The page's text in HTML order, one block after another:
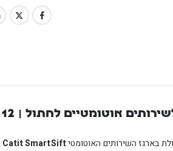
אוטומטיים לחתול | 12 יחידות
בארגז השירותים האוטומטיCatit SmartSift